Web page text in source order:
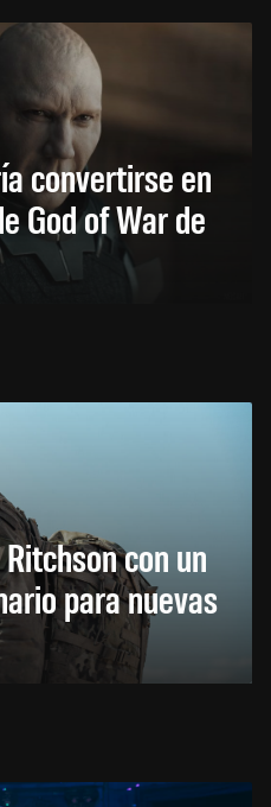
convertirse en
God of War de
con un
para nuevas